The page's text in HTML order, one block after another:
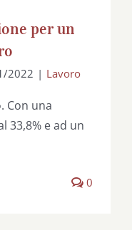
per un
2022 | Lavoro
Con una
33,8% e ad un
0